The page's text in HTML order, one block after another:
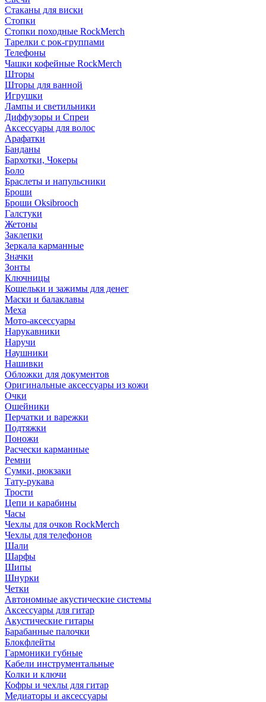
Стаканы для виски
Стопки
Стопки походные RockMerch
Тарелки с рок-группами
Телефоны
Чашки кофейные RockMerch
Шторы
Шторы для ванной
Игрушки
Лампы и светильники
Диффузоры и Спреи
Аксессуары для волос
Арафатки
Банданы
Бархотки, Чокеры
Боло
Браслеты и напульсники
Броши
Броши Oksibrooch
Галстуки
Жетоны
Заклепки
Зеркала карманные
Значки
Зонты
Ключницы
Кошельки и зажимы для денег
Маски и балаклавы
Меха
Мото-аксессуары
Нарукавники
Наручи
Наушники
Нашивки
Обложки для документов
Оригинальные аксессуары из кожи
Очки
Ошейники
Перчатки и варежки
Подтяжки
Поножи
Расчески карманные
Ремни
Сумки, рюкзаки
Тату-рукава
Трости
Цепи и карабины
Часы
Чехлы для очков RockMerch
Чехлы для телефонов
Шали
Шарфы
Шипы
Шнурки
Четки
Автономные акустические системы
Аксессуары для гитар
Акустические гитары
Барабанные палочки
Блокфлейты
Гармоники губные
Кабели инструментальные
Колки и ключи
Кофры и чехлы для гитар
Медиаторы и аксессуары